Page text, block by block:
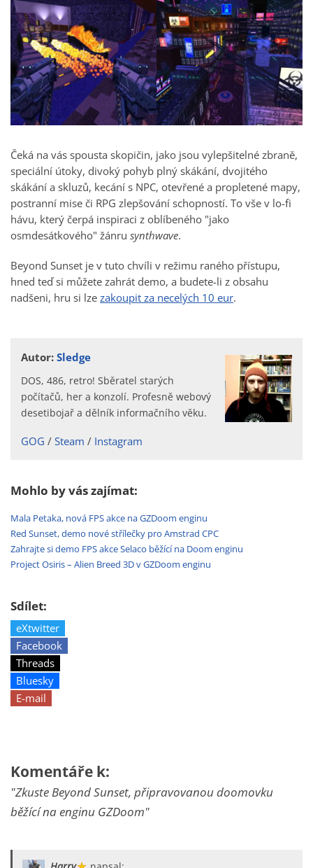
Čeká na vás spousta skopičin, jako jsou vylepšitelné zbraně,
speciální útoky, divoký pohyb plný skákání, dvojitého
skákání a skluzů, kecání s NPC, otevřené a propletené mapy,
postranní mise či RPG zlepšování schopností. To vše v lo-fi
hávu, který čerpá inspiraci z oblíbeného "jako
osmdesátkového" žánru synthwave.
Beyond Sunset je v tuto chvíli v režimu raného přístupu,
hned teď si můžete zahrát demo, a budete-li z obsahu
nadšeni, hru si lzezakoupit za necelých 10 eur.
Autor:Sledge
DOS, 486, retro! Sběratel starých
počítačů, her a konzolí. Profesně webový
desetibojař a dělník informačního věku.
GOG Steam Instagram
Mohlo by vás zajímat:
Mala Petaka, nová FPS akce na GZDoom enginu
Red Sunset, demo nové střílečky pro Amstrad CPC
Zahrajte si demo FPS akce Selaco běžící na Doom enginu
Project Osiris – Alien Breed 3D v GZDoom enginu
Sdílet:
eXtwitter
Facebook
Threads
Bluesky
E-mail
Komentáře k:
"Zkuste Beyond Sunset, připravovanou doomovku
běžící na enginu GZDoom"